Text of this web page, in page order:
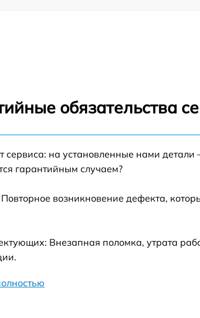
прокладки Midea D80-15F7
труб поступления воды Midea D80-
протечек Midea D80-15F7
мембраны Midea D80-15F7
обязательства
сервиса: на установленные нами
гарантийным случаем?
возникновение дефекта,
Внезапная поломка, утрата